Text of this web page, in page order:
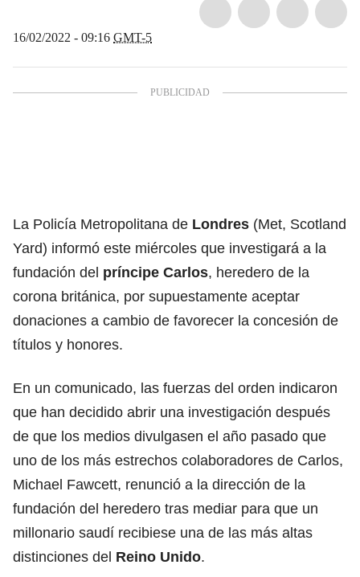
16/02/2022 - 09:16 GMT-5
La Policía Metropolitana de Londres (Met, Scotland
Yard) informó este miércoles que investigará a la
fundación del príncipe Carlos, heredero de la
corona británica, por supuestamente aceptar
donaciones a cambio de favorecer la concesión de
títulos y honores.
En un comunicado, las fuerzas del orden indicaron
que han decidido abrir una investigación después
de que los medios divulgasen el año pasado que
uno de los más estrechos colaboradores de Carlos,
Michael Fawcett, renunció a la dirección de la
fundación del heredero tras mediar para que un
millonario saudí recibiese una de las más altas
distinciones del Reino Unido.